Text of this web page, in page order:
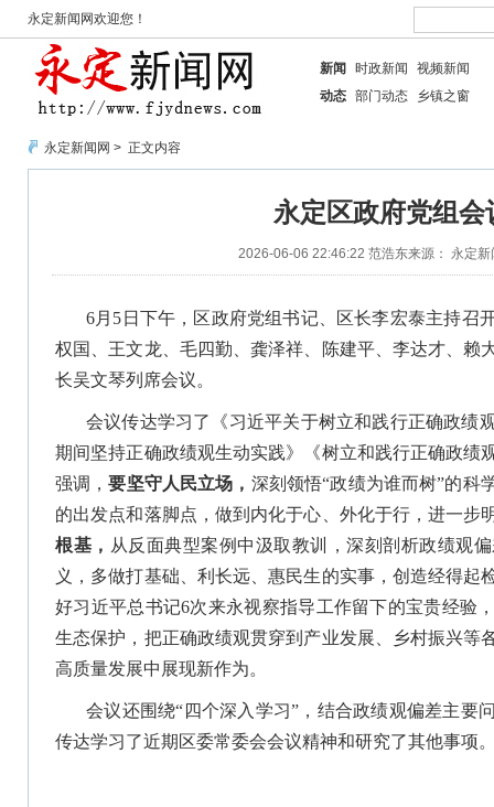
永定新闻网欢迎您！
新闻 时政新闻
视频新闻
动态 部门动态 乡镇之窗
永定新闻网 > 正文内容
永定区政府党组会
2026-06-06 22:46:22 范浩东来源： 永定新
6月5日下午，区政府党组书记、区长李宏泰主持召
权国、王文龙、毛四勤、龚泽祥、陈建平、李达才、赖
长吴文琴列席会议。
会议传达学习了《习近平关于树立和践行正确政绩
期间坚持正确政绩观生动实践》《树立和践行正确政绩
强调，要坚守人民立场， 深刻领悟“政绩为谁而树”的科
的出发点和落脚点，做到内化于心、外化于行，进一步
根基， 从反面典型案例中汲取教训，深刻剖析政绩观
义，多做打基础、利长远、惠民生的实事，创造经得起
好习近平总书记6次来永视察指导工作留下的宝贵经验
生态保护，把正确政绩观贯穿到产业发展、乡村振兴等
高质量发展中展现新作为。
会议还围绕“四个深入学习”，结合政绩观偏差主要
传达学习了近期区委常委会会议精神和研究了其他事项